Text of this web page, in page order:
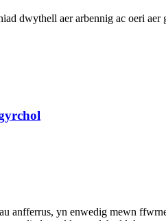
dwythell aer arbennig ac oeri
anfferrus, yn enwedig mewn